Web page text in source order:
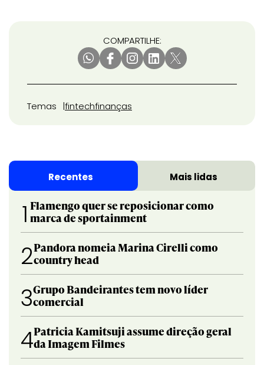
COMPARTILHE:
Temas fintechfinanças
Recentes Mais lidas
1 Flamengo quer se reposicionar como
marca de sportainment
2Pandora nomeia Marina Cirelli como
country head
3Grupo Bandeirantes tem novo líder
comercial
4Patricia Kamitsuji assume direção geral
da Imagem Filmes